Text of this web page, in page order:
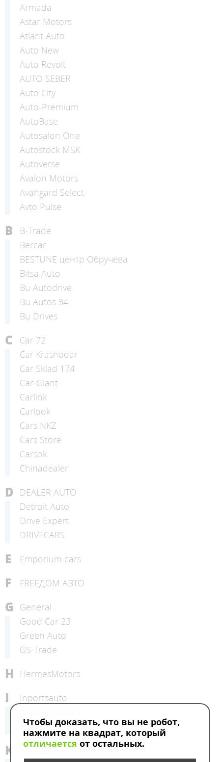
Armada
Astar Motors
Atlant Auto
Auto New
Auto Revolt
AUTO SEBER
Auto Сity
Auto-Premium
AutoBase
Autosalon One
Autostock MSK
Autoverse
Avalon Motors
Avangard Select
Avto Pulse
B
B-Trade
Bercar
BESTUNE центр Обручева
Bitsa Auto
Bu Autodrive
Bu Autos 34
Bu Drives
C
Car 72
Car Krasnodar
Car Sklad 174
Car-Giant
Carlink
Carlook
Cars NKZ
Cars Store
Carsok
Chinadealer
D
DEALER AUTO
Detroit Auto
Drive Expert
DRIVECARS
E Emporium cars
F FREEДОМ АВТО
G
General
Good Car 23
Green Auto
GS-Trade
H HermesMotors
I
Inportsauto
Inteks
K
KIAPLACE
Чтобы доказать, что вы не робот,
нажмите на квадрат, который
отличается от остальных.